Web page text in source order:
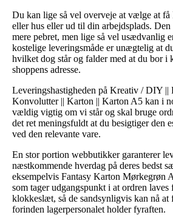
Du kan lige så vel overveje at vælge at
eller hus eller ud til din arbejdsplads.
mere pebret, men lige så vel usædvanlig
kostelige leveringsmåde er unægtelig at
hvilket dog står og falder med at du bor i
shoppens adresse.
Leveringshastigheden på Kreativ / DIY ||
Konvolutter || Karton || Karton A5 kan i
vældig vigtig om vi står og skal bruge
det ret meningsfuldt at du besigtiger den
ved den relevante vare.
En stor portion webbutikker garanterer
næstkommende hverdag på deres bedst
eksempelvis Fantasy Karton Mørkegrøn
som tager udgangspunkt i at ordren
klokkeslæt, så de sandsynligvis kan nå at
forinden lagerpersonalet holder fyraften.